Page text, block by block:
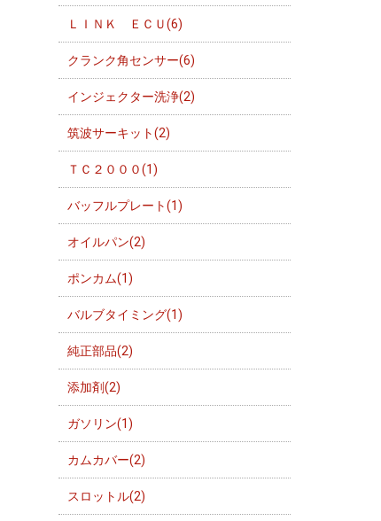
ＬＩＮＫ ＥＣＵ(6)
クランク角センサー(6)
インジェクター洗浄(2)
筑波サーキット(2)
ＴＣ２０００(1)
バッフルプレート(1)
オイルパン(2)
ポンカム(1)
バルブタイミング(1)
純正部品(2)
添加剤(2)
ガソリン(1)
カムカバー(2)
スロットル(2)